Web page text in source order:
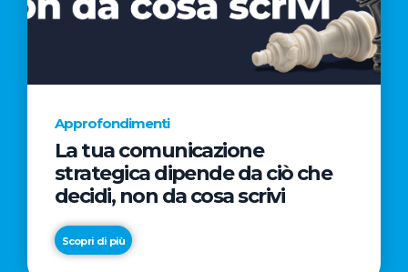
AL
CINEMA
NELLA
CAMPAGNA
REGISTA
PREMIO
OSCAR®
Approfondimenti
La tua comunicazione
strategica dipende da ciò che
decidi, non da cosa scrivi
Scopri di più